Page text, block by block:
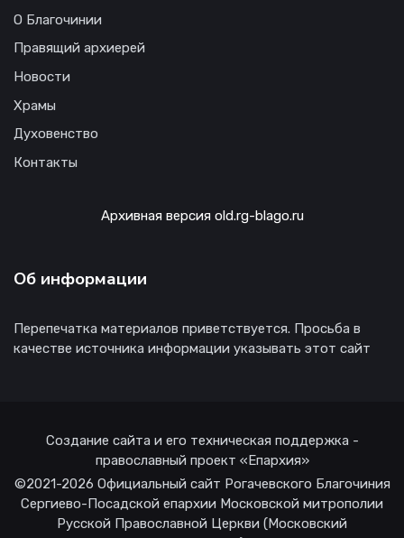
О Благочинии
Правящий архиерей
Новости
Храмы
Духовенство
Контакты
Архивная версия old.rg-blago.ru
Об информации
Перепечатка материалов приветствуется. Просьба в
качестве источника информации указывать этот сайт
Создание сайта и его техническая поддержка -
православный проект «Епархия»
©2021-2026 Официальный сайт Рогачевского Благочиния
Сергиево-Посадской епархии Московской митрополии
Русской Православной Церкви (Московский